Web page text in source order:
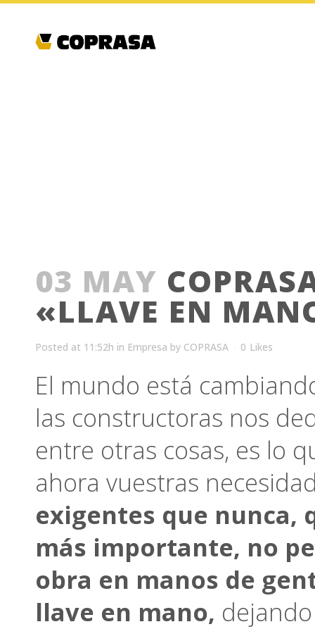
03 MAY
«LLAVE EN
Posted at 11:52h in Empresa by COPRASA 0 Likes
El mundo está
las constructoras nos
entre otras cosas, es lo
ahora vuestras
exigentes que nunca,
más importante, no
obra en manos de
llave en mano,